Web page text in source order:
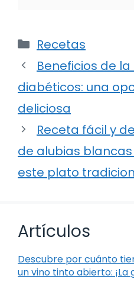
Categorías
Recetas
Beneficios de
diabéticos: una
deliciosa
Receta fácil y
de alubias
este plato
Artículos
Descubre por cuánto
un vino tinto abierto: ¡La